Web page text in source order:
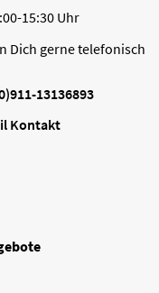
15:30 Uhr
Dich gerne telefonisch
13136893
Kontakt